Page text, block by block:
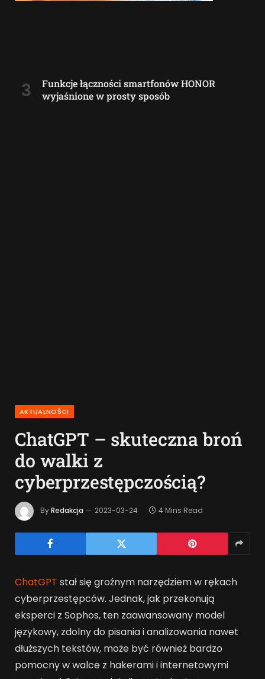
Funkcje łączności smartfonów HONOR
wyjaśnione w prosty sposób
AKTUALNOŚCI
ChatGPT – skuteczna broń
do walki z
cyberprzestępczością?
ByRedakcja 2023-03-24 4 Mins Read
ChatGPT stał się groźnym narzędziem w rękach
cyberprzestępców. Jednak, jak przekonują
eksperci z Sophos, ten zaawansowany model
językowy, zdolny do pisania i analizowania nawet
dłuższych tekstów, może być również bardzo
pomocny w walce z hakerami i internetowymi